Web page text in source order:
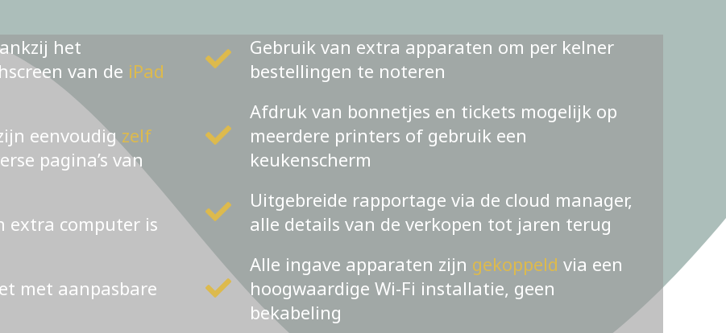
het
van de iPad
eenvoudigzelf
pagina’s van
extra computer is
met aanpasbare
Gebruik van extra apparaten om per kelner
bestellingen te noteren
Afdruk van bonnetjes en tickets mogelijk op
meerdere printers of gebruik een
keukenscherm
Uitgebreide rapportage via de cloud manager,
alle details van de verkopen tot jaren terug
Alle ingave apparaten zijn gekoppeld via een
hoogwaardige Wi-Fi installatie, geen
bekabeling